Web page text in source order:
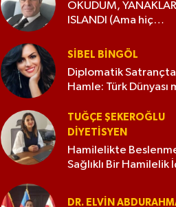
OKUDUM,
ISLANDI (Ama hiç
SIBEL BINGÖL
Diplomatik
Hamle: Türk Dünyası
TUĞÇE ŞEKEROĞLU
DIYETISYEN
Hamilelikte
Sağlıklı Bir Hamilelik
DR. ELVIN